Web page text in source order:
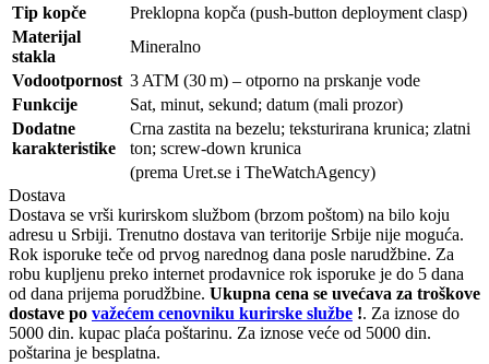
Tip kopče
Preklopna kopča (push‑button deployment clasp)
Materijal
stakla
Mineralno
Vodootpornost 3 ATM (30 m) – otporno na prskanje vode
Funkcije
Sat, minut, sekund; datum (mali prozor)
Dodatne
karakteristike
Crna zastita na bezelu; teksturirana krunica; zlatni
ton; screw‑down krunica
(prema Uret.se i TheWatchAgency)
Dostava
Dostava se vrši kurirskom službom (brzom poštom) na bilo koju
adresu u Srbiji. Trenutno dostava van teritorije Srbije nije moguća.
Rok isporuke teče od prvog narednog dana posle narudžbine. Za
robu kupljenu preko internet prodavnice rok isporuke je do 5 dana
od dana prijema porudžbine. Ukupna cena se uvećava za troškove
dostave po važećem cenovniku kurirske službe !. Za iznose do
5000 din. kupac plaća poštarinu. Za iznose veće od 5000 din.
poštarina je besplatna.